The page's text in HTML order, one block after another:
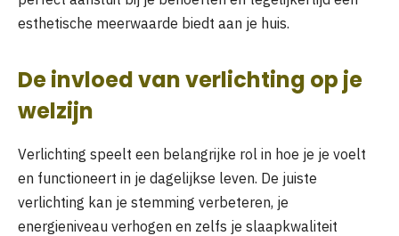
esthetische meerwaarde biedt aan je huis.
De invloed van verlichting op je
welzijn
Verlichting speelt een belangrijke rol in hoe je je voelt
en functioneert in je dagelijkse leven. De juiste
verlichting kan je stemming verbeteren, je
energieniveau verhogen en zelfs je slaapkwaliteit